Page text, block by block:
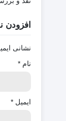
افزودن
نشانی
نام *
ایمیل *